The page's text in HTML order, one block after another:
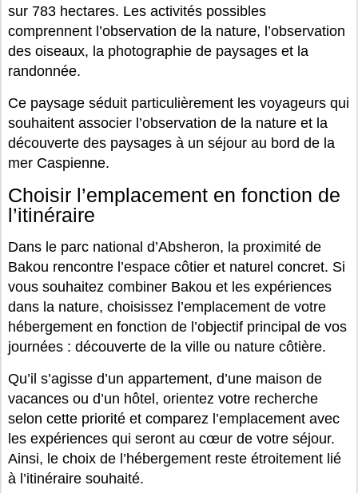
sur 783 hectares. Les activités possibles
comprennent l’observation de la nature, l’observation
des oiseaux, la photographie de paysages et la
randonnée.
Ce paysage séduit particulièrement les voyageurs qui
souhaitent associer l’observation de la nature et la
découverte des paysages à un séjour au bord de la
mer Caspienne.
Choisir l’emplacement en fonction de
l’itinéraire
Dans le parc national d’Absheron, la proximité de
Bakou rencontre l’espace côtier et naturel concret. Si
vous souhaitez combiner Bakou et les expériences
dans la nature, choisissez l’emplacement de votre
hébergement en fonction de l’objectif principal de vos
journées : découverte de la ville ou nature côtière.
Qu’il s’agisse d’un appartement, d’une maison de
vacances ou d’un hôtel, orientez votre recherche
selon cette priorité et comparez l’emplacement avec
les expériences qui seront au cœur de votre séjour.
Ainsi, le choix de l’hébergement reste étroitement lié
à l’itinéraire souhaité.